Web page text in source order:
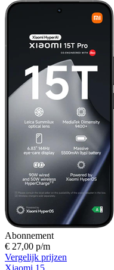
Abonnement
€ 27,00 p/m
Vergelijk prijzen
Xiaomi 15